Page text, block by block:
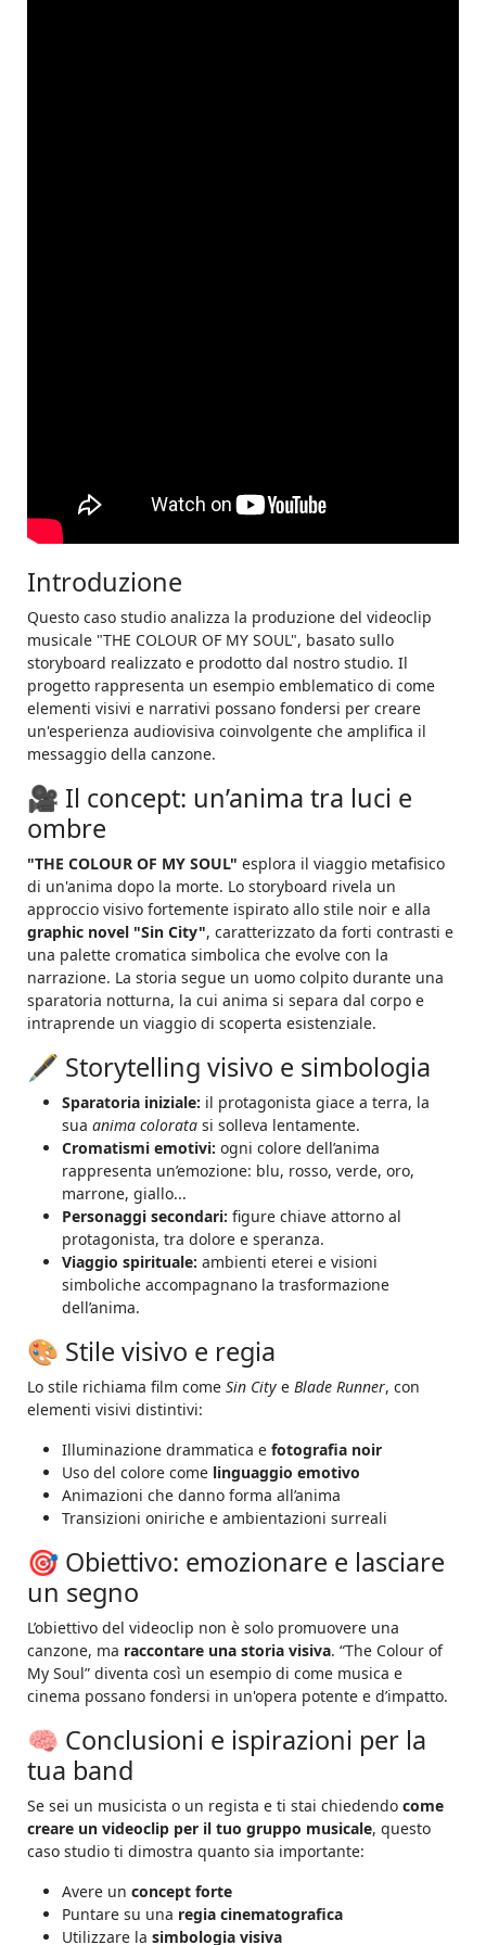
Introduzione
Questo caso studio analizza la produzione del videoclip
musicale "THE COLOUR OF MY SOUL", basato sullo
storyboard realizzato e prodotto dal nostro studio. Il
progetto rappresenta un esempio emblematico di come
elementi visivi e narrativi possano fondersi per creare
un'esperienza audiovisiva coinvolgente che amplifica il
messaggio della canzone.
🎥 Il concept: un’anima tra luci e
ombre
"THE COLOUR OF MY SOUL" esplora il viaggio metafisico
di un'anima dopo la morte. Lo storyboard rivela un
approccio visivo fortemente ispirato allo stile noir e alla
graphic novel "Sin City", caratterizzato da forti contrasti e
una palette cromatica simbolica che evolve con la
narrazione. La storia segue un uomo colpito durante una
sparatoria notturna, la cui anima si separa dal corpo e
intraprende un viaggio di scoperta esistenziale.
🖋️ Storytelling visivo e simbologia
Sparatoria iniziale: il protagonista giace a terra, la
sua anima colorata si solleva lentamente.
Cromatismi emotivi: ogni colore dell’anima
rappresenta un’emozione: blu, rosso, verde, oro,
marrone, giallo...
Personaggi secondari: figure chiave attorno al
protagonista, tra dolore e speranza.
Viaggio spirituale: ambienti eterei e visioni
simboliche accompagnano la trasformazione
dell’anima.
🎨 Stile visivo e regia
Lo stile richiama film come Sin City e Blade Runner, con
elementi visivi distintivi:
Illuminazione drammatica e fotografia noir
Uso del colore come linguaggio emotivo
Animazioni che danno forma all’anima
Transizioni oniriche e ambientazioni surreali
🎯 Obiettivo: emozionare e lasciare
un segno
L’obiettivo del videoclip non è solo promuovere una
canzone, ma raccontare una storia visiva. “The Colour of
My Soul” diventa così un esempio di come musica e
cinema possano fondersi in un'opera potente e d’impatto.
🧠 Conclusioni e ispirazioni per la
tua band
Se sei un musicista o un regista e ti stai chiedendo come
creare un videoclip per il tuo gruppo musicale, questo
caso studio ti dimostra quanto sia importante:
Avere un concept forte
Puntare su una regia cinematografica
Utilizzare la simbologia visiva